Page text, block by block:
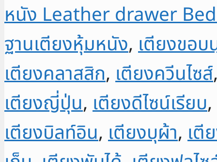
foot
with
drawers
and
headboard
BTHC01
ชิ้น
หนัง Leather drawer
ฐานเตียงหุ้มหนัง, เตียงขอบ
เตียงคลาสสิก, เตียงควีนไซส์
เตียงญี่ปุ่น, เตียงดีไซน์เรียบ,
เตียงบิลท์อิน, เตียงบุผ้า, เตี